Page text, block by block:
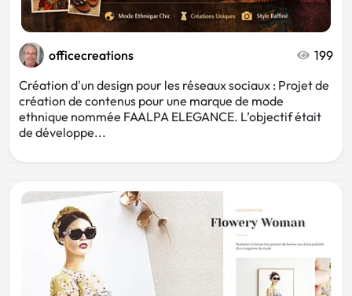
officecreations
199
Création d'un design pour les réseaux sociaux : Projet de
création de contenus pour une marque de mode
ethnique nommée FAALPA ELEGANCE. L’objectif était
de développe...